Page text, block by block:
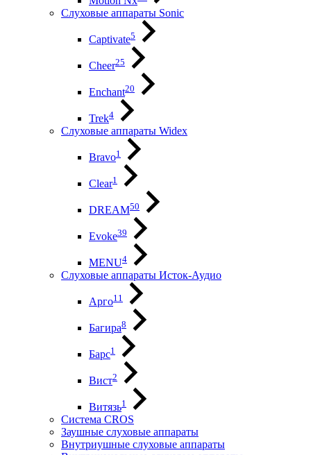
Слуховые аппараты Sonic
Captivate5
Cheer25
Enchant20
Trek4
Слуховые аппараты Widex
Bravo1
Clear1
DREAM50
Evoke39
MENU4
Слуховые аппараты Исток-Аудио
Арго11
Багира8
Барс1
Вист2
Витязь1
Система CROS
Заушные слуховые аппараты
Внутриушные слуховые аппараты